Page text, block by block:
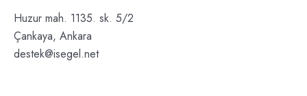
Huzur mah. 1135. sk. 5/2
Çankaya, Ankara
destek@isegel.net